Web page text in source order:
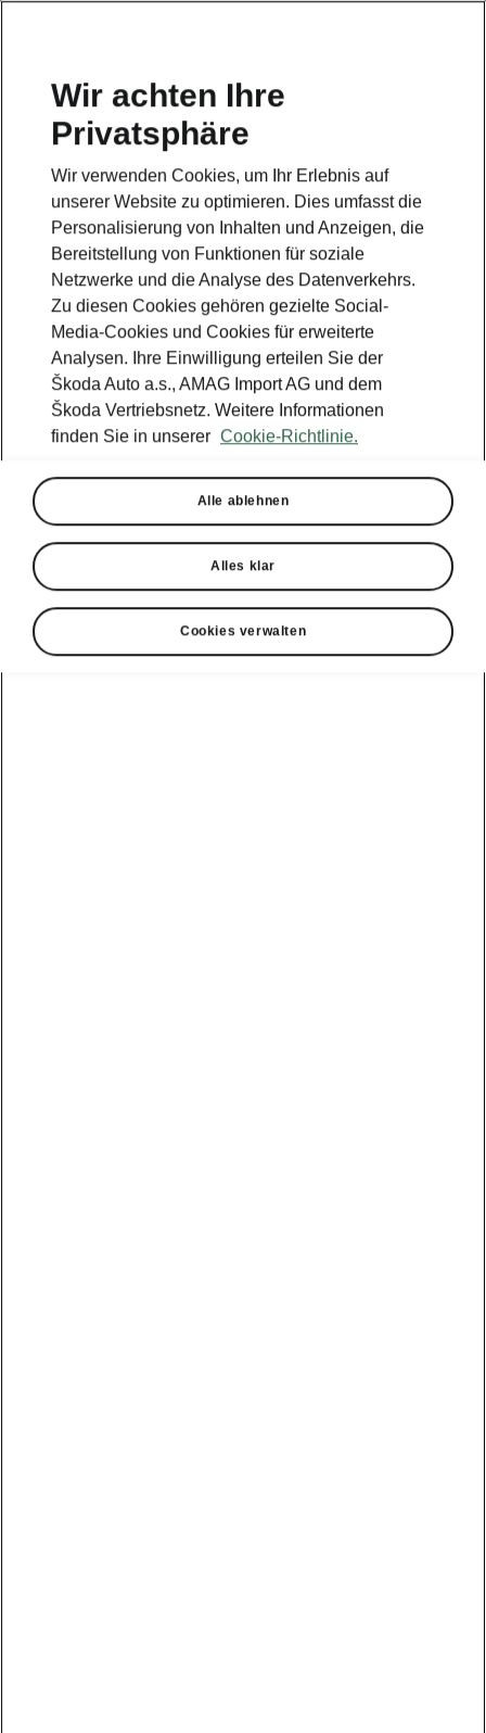
Wir achten Ihre
Privatsphäre
Wir verwenden Cookies, um Ihr Erlebnis auf
unserer Website zu optimieren. Dies umfasst die
Personalisierung von Inhalten und Anzeigen, die
Bereitstellung von Funktionen für soziale
Netzwerke und die Analyse des Datenverkehrs.
Zu diesen Cookies gehören gezielte Social-
Media-Cookies und Cookies für erweiterte
Analysen. Ihre Einwilligung erteilen Sie der
Škoda Auto a.s., AMAG Import AG und dem
Škoda Vertriebsnetz. Weitere Informationen
finden Sie in unserer Cookie-Richtlinie.
Alle ablehnen
Alles klar
Cookies verwalten